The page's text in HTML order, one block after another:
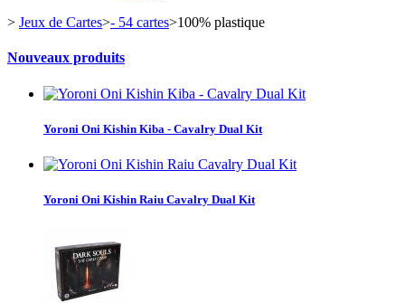
> Jeux de Cartes>- 54 cartes>100% plastique
Nouveaux produits
Yoroni Oni Kishin Kiba - Cavalry Dual Kit
Yoroni Oni Kishin Raiu Cavalry Dual Kit